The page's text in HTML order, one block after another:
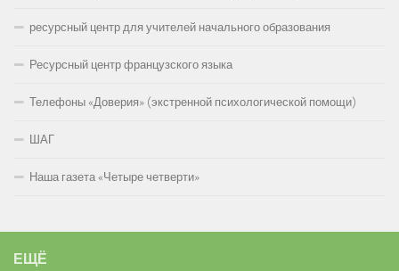
ресурсный центр для учителей начального образования
Ресурсный центр французского языка
Телефоны «Доверия» (экстренной психологической помощи)
ШАГ
Наша газета «Четыре четверти»
ЕЩЁ